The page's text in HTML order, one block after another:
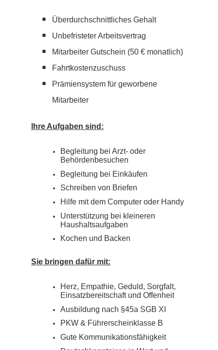
Überdurchschnittliches Gehalt
Unbefristeter Arbeitsvertrag
Mitarbeiter Gutschein (50 € monatlich)
Fahrtkostenzuschuss
Prämiensystem für geworbene
Mitarbeiter
Ihre Aufgaben sind:
Begleitung bei Arzt- oder
Behördenbesuchen
Begleitung bei Einkäufen
Schreiben von Briefen
Hilfe mit dem Computer oder Handy
Unterstützung bei kleineren
Haushaltsaufgaben
Kochen und Backen
Sie bringen dafür mit:
Herz, Empathie, Geduld, Sorgfalt,
Einsatzbereitschaft und Offenheit
Ausbildung nach §45a SGB XI
PKW & Führerscheinklasse B
Gute Kommunikationsfähigkeit